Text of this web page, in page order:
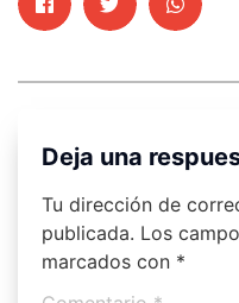
Deja una
Tu dirección de
publicada. Los
marcados con *